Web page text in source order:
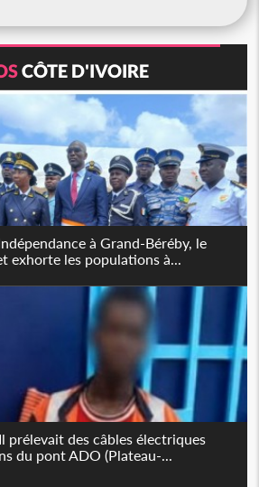
CÔTE D'IVOIRE
à Grand-Béréby, le
exhorte les populations à...
prélevait des câbles électriques
du pont ADO (Plateau-...